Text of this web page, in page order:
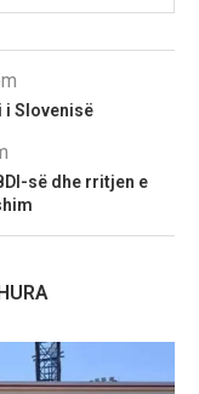
i Slovenisë
së dhe rritjen e